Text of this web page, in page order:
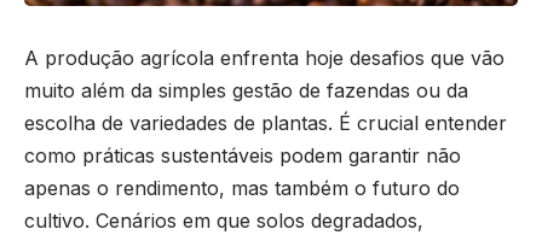
A produção agrícola enfrenta hoje desafios que vão
muito além da simples gestão de fazendas ou da
escolha de variedades de plantas. É crucial entender
como práticas sustentáveis podem garantir não
apenas o rendimento, mas também o futuro do
cultivo. Cenários em que solos degradados,